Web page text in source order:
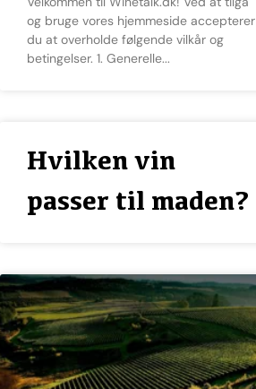
og bruge vores hjemmeside accepterer
du at overholde følgende vilkår og
betingelser. 1. Generelle
Hvilken vin
passer til maden?